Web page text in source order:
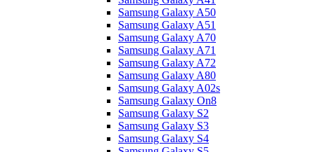
Samsung Galaxy A50
Samsung Galaxy A51
Samsung Galaxy A70
Samsung Galaxy A71
Samsung Galaxy A72
Samsung Galaxy A80
Samsung Galaxy A02s
Samsung Galaxy On8
Samsung Galaxy S2
Samsung Galaxy S3
Samsung Galaxy S4